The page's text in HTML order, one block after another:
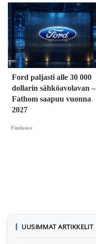
Ford paljasti alle 30 000
dollarin sähköavolavan –
Fathom saapuu vuonna
2027
Findance
UUSIMMAT ARTIKKELIT